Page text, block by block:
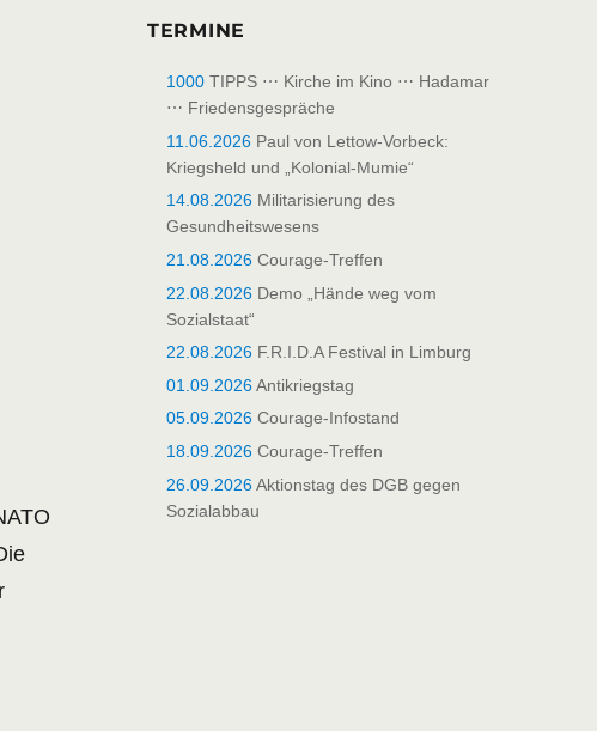
TERMINE
1000TIPPS ⋯ Kirche im Kino ⋯ Hadamar
⋯ Friedensgespräche
11.06.2026Paul von Lettow-Vorbeck:
Kriegsheld und „Kolonial-Mumie“
14.08.2026Militarisierung des
Gesundheitswesens
21.08.2026Courage-Treffen
22.08.2026Demo „Hände weg vom
Sozialstaat“
22.08.2026F.R.I.D.A Festival in Limburg
01.09.2026Antikriegstag
05.09.2026Courage-Infostand
18.09.2026Courage-Treffen
26.09.2026Aktionstag des DGB gegen
Sozialabbau